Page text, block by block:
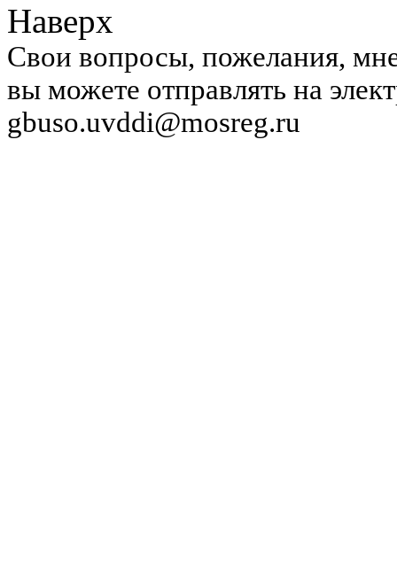
Наверх
Свои вопросы, пожелания,
вы можете отправлять на
gbuso.uvddi@mosreg.ru